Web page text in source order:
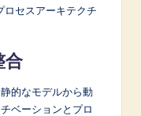
セスアーキテクチ
合
的なモデルから動
ベーションとプロ